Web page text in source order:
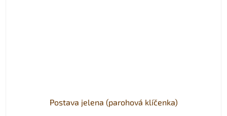
Postava jelena (parohová klíčenka)